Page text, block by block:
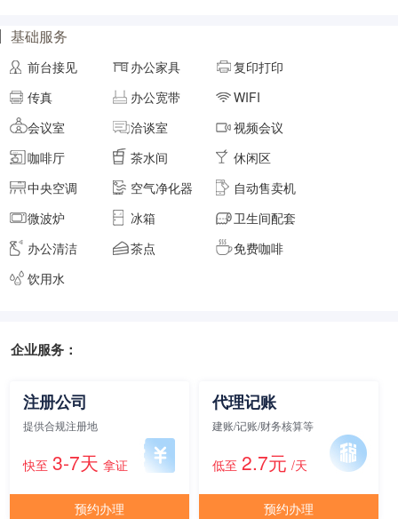
8人间
元/月/间
面积45㎡ 剩余 4间
9人间
元/月/间
面积
剩余 3间
12人间
面积60㎡剩余 4间
基础服务
前台接见 办公家具
复印打印
传真
办公宽带
WIFI
会议室
洽谈室
视频会议
咖啡厅
茶水间
休闲区
中央空调
空气净化器
自动售卖机
微波炉
冰箱
卫生间配套
办公清洁
茶点
免费咖啡
饮用水
企业服务：
注册公司
提供合规注册地
快至 3-7天 拿证
预约办理
代理记账
建账/记账/财务核算等
低至 2.7元 /天
预约办理